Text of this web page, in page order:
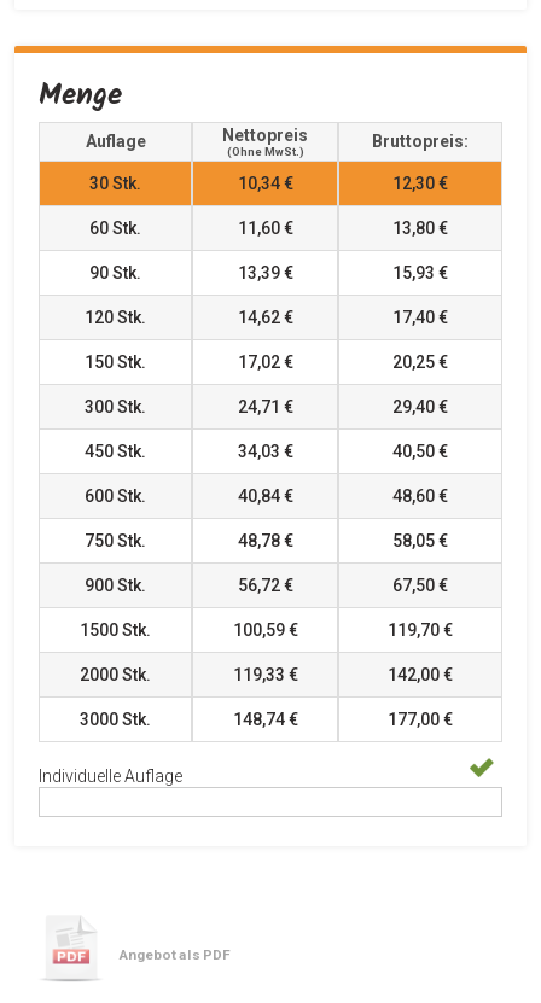
Menge
Auflage Nettopreis
(ohne MwSt.)
Bruttopreis:
30Stk. 10,34 € 12,30 €
60Stk. 11,60 € 13,80 €
90Stk. 13,39 € 15,93 €
120Stk. 14,62 € 17,40 €
150Stk. 17,02 € 20,25 €
300Stk. 24,71 € 29,40 €
450Stk. 34,03 € 40,50 €
600Stk. 40,84 € 48,60 €
750Stk. 48,78 € 58,05 €
900Stk. 56,72 € 67,50 €
1500Stk. 100,59 € 119,70 €
2000Stk. 119,33 € 142,00 €
3000Stk. 148,74 € 177,00 €
Individuelle Auflage
Angebot als PDF